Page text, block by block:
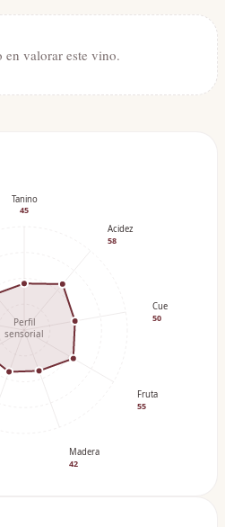
en valorar este vino.
Tanino
45
Acidez
58
Cuerpo
50
Fruta
55
Madera
42
Perfil
sensorial